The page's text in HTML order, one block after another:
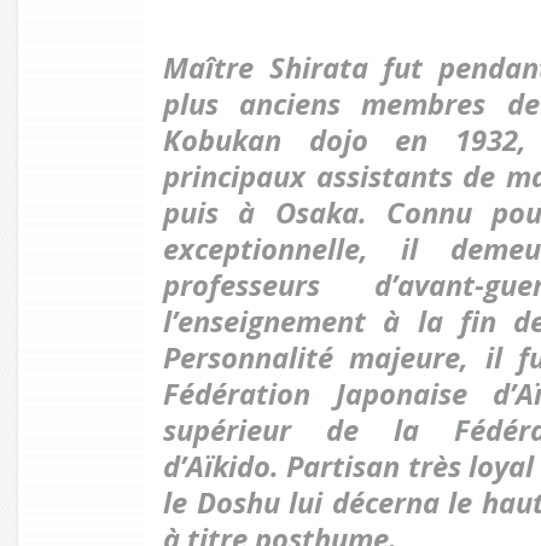
Maître Shirata fut
plus anciens membres
Kobukan dojo en
principaux assistants de
puis à Osaka. Connu
exceptionnelle, il
professeurs d’avant-
l’enseignement à la fin
Personnalité majeure, il
Fédération Japonaise
supérieur de la
d’Aïkido. Partisan très
le Doshu lui décerna le
à titre posthume.